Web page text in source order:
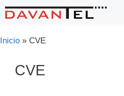
Saltar
para
conteúdo
Inicio » CVE
CVE